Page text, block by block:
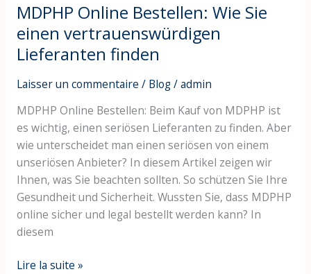
MDPHP Online Bestellen: Wie Sie
einen vertrauenswürdigen
Lieferanten finden
Laisser un commentaire / Blog/admin
MDPHP Online Bestellen: Beim Kauf von MDPHP ist
es wichtig, einen seriösen Lieferanten zu finden. Aber
wie unterscheidet man einen seriösen von einem
unseriösen Anbieter? In diesem Artikel zeigen wir
Ihnen, was Sie beachten sollten. So schützen Sie Ihre
Gesundheit und Sicherheit. Wussten Sie, dass MDPHP
online sicher und legal bestellt werden kann? In
diesem
Lire la suite »